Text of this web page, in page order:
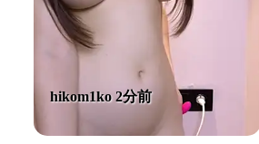
hikom1ko 2分前